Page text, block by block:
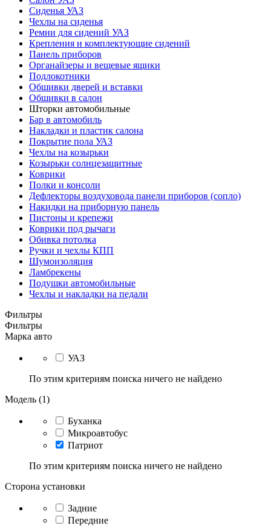
Сиденья УАЗ
Чехлы на сиденья
Ремни для сидений УАЗ
Крепления и комплектующие сидений
Панель приборов
Органайзеры и вещевые ящики
Подлокотники
Обшивки дверей и вставки
Обшивки в салон
Шторки автомобильные
Бар в автомобиль
Накладки и пластик салона
Покрытие пола УАЗ
Чехлы на козырьки
Козырьки солнцезащитные
Коврики
Полки и консоли
Дефлекторы воздуховода панели приборов (сопло)
Накидки на приборную панель
Пистоны и крепежи
Коврики под рычаги
Обивка потолка
Ручки и чехлы КПП
Шумоизоляция
Ламбрекены
Подушки автомобильные
Чехлы и накладки на педали
Фильтры
Фильтры
Марка авто
УАЗ
По этим критериям поиска ничего не найдено
Модель (1)
Буханка
Микроавтобус
Патриот
По этим критериям поиска ничего не найдено
Сторона установки
Задние
Передние